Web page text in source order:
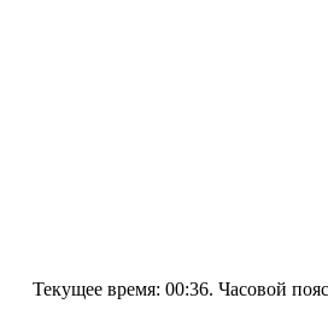
Текущее время: 00:36. Часовой